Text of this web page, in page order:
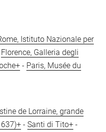
Istituto Nazionale per
Florence, Galleria degli
- Paris, Musée du
de Lorraine, grande
-Santi di Tito+ -